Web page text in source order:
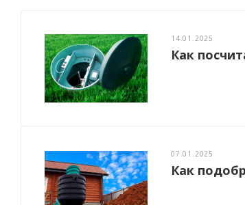
14.01.2025
Как
07.01.2025
Как